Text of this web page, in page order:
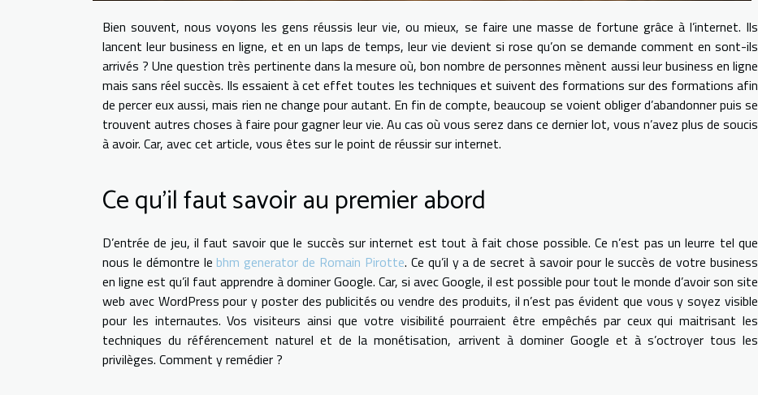
Bien souvent, nous voyons les gens réussis leur vie, ou mieux, se faire une masse de fortune grâce à l’internet. Ils
lancent leur business en ligne, et en un laps de temps, leur vie devient si rose qu’on se demande comment en sont-ils
arrivés ? Une question très pertinente dans la mesure où, bon nombre de personnes mènent aussi leur business en ligne
mais sans réel succès. Ils essaient à cet effet toutes les techniques et suivent des formations sur des formations afin
de percer eux aussi, mais rien ne change pour autant. En fin de compte, beaucoup se voient obliger d’abandonner puis se
trouvent autres choses à faire pour gagner leur vie. Au cas où vous serez dans ce dernier lot, vous n’avez plus de soucis
à avoir. Car, avec cet article, vous êtes sur le point de réussir sur internet.
Ce qu’il faut savoir au premier abord
D’entrée de jeu, il faut savoir que le succès sur internet est tout à fait chose possible. Ce n’est pas un leurre tel que
nous le démontre le bhm generator de Romain Pirotte. Ce qu’il y a de secret à savoir pour le succès de votre business
en ligne est qu’il faut apprendre à dominer Google. Car, si avec Google, il est possible pour tout le monde d’avoir son site
web avec WordPress pour y poster des publicités ou vendre des produits, il n’est pas évident que vous y soyez visible
pour les internautes. Vos visiteurs ainsi que votre visibilité pourraient être empêchés par ceux qui maitrisant les
techniques du référencement naturel et de la monétisation, arrivent à dominer Google et à s’octroyer tous les
privilèges. Comment y remédier ?